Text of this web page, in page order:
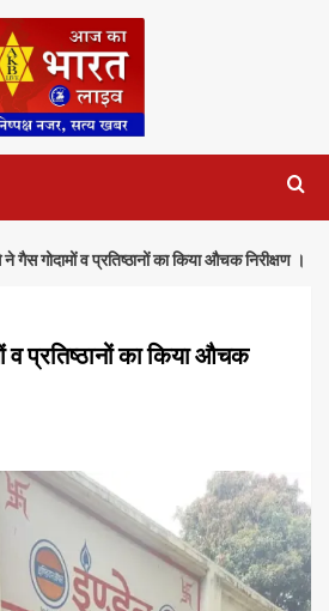
गैस गोदामों व प्रतिष्ठानों का किया औचक निरीक्षण ।
व प्रतिष्ठानों का किया औचक